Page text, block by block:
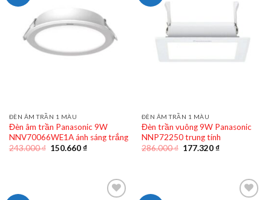
ĐÈN ÂM TRẦN 1 MÀU
Đèn âm trần Panasonic 9W
NNV70066WE1A ánh sáng trắng
243.000₫ Giá
150.660₫Giá
150.660 ₫.
ĐÈN ÂM TRẦN 1 MÀU
Đèn trần vuông 9W Panasonic
NNP72250 trung tính
286.000₫ Giá
177.320₫Giá
177.320 ₫.